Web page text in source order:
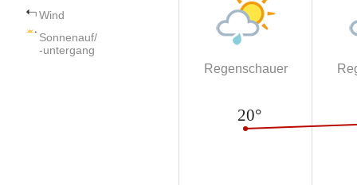
Wind
Sonnenauf/
-untergang
Regenschauer